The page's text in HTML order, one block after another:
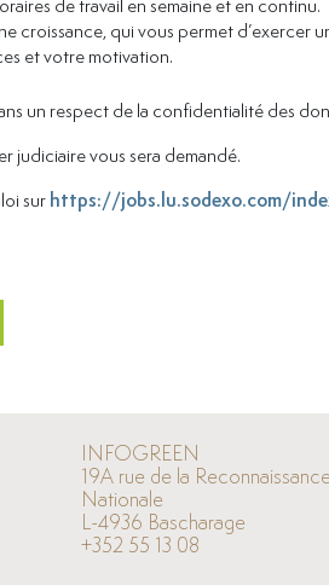
de travail en semaine et en continu.
croissance, qui vous permet d’exercer
et votre motivation.
un respect de la confidentialité des
judiciaire vous sera demandé.
sur https://jobs.lu.sodexo.com/
INFOGREEN
19A rue de la Reconnaissance
Nationale
L-4936 Bascharage
+352 55 13 08